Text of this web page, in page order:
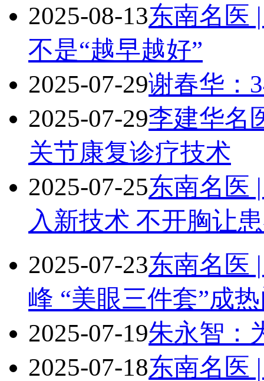
2025-08-13东南名医
不是“越早越好”
2025-07-29谢春华：
2025-07-29李建华名
关节康复诊疗技术
2025-07-25东南名医
入新技术 不开胸让
2025-07-23东南名医
峰 “美眼三件套”成
2025-07-19朱永智：
2025-07-18东南名医